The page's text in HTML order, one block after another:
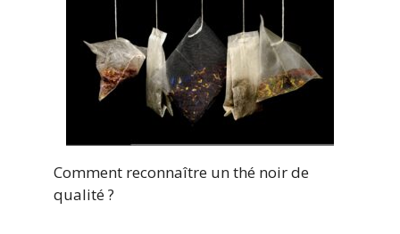
Comment reconnaître un thé noir de
qualité ?